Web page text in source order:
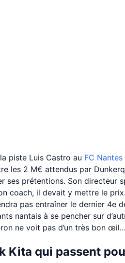
piste Luis Castro au FC Nantes
les 2 M€ attendus par
ses prétentions. Son directeur
coach, il devait y mettre le
pas entraîner le dernier 4e
nantais à se pencher sur
ne voit pas d’un très bon œil…
Kita qui passent